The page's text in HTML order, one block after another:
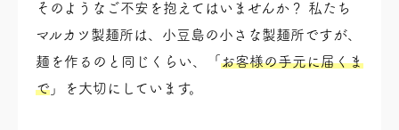
そのようなご不安を抱えてはいませんか？ 私たち
マルカツ製麺所は、小豆島の小さな製麺所ですが、
麺を作るのと同じくらい、「 お客様の手元に届くま
で 」を大切にしています。